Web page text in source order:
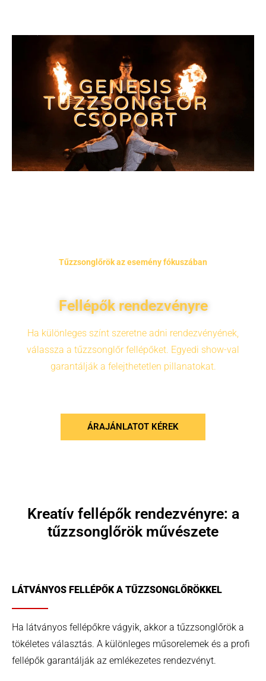
Tűzzsonglőrök az esemény fókuszában
Fellépők rendezvényre
Ha különleges színt szeretne adni rendezvényének,
válassza a tűzzsonglőr fellépőket. Egyedi show-val
garantálják a felejthetetlen pillanatokat.
ÁRAJÁNLATOT KÉREK
Kreatív fellépők rendezvényre: a
tűzzsonglőrök művészete
LÁTVÁNYOS FELLÉPŐK A TŰZZSONGLŐRÖKKEL
Ha látványos fellépőkre vágyik, akkor a tűzzsonglőrök a
tökéletes választás. A különleges műsorelemek és a profi
fellépők garantálják az emlékezetes rendezvényt.